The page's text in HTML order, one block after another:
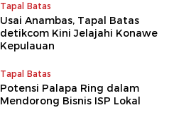
Tapal Batas
Usai Anambas, Tapal Batas
detikcom Kini Jelajahi Konawe
Kepulauan
Tapal Batas
Potensi Palapa Ring dalam
Mendorong Bisnis ISP Lokal